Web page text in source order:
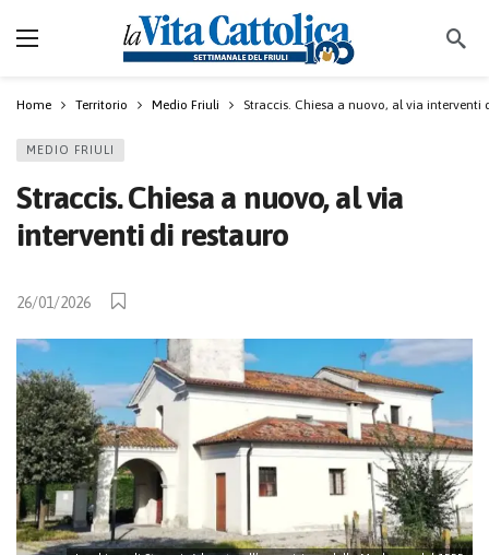
Home Territorio Medio Friuli Straccis. Chiesa a nuovo, al via interventi
MEDIO FRIULI
Straccis. Chiesa a nuovo, al via
interventi di restauro
26/01/2026